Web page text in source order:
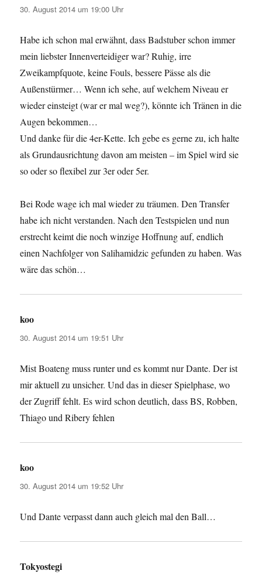
30. August 2014 um 19:00 Uhr
Habe ich schon mal erwähnt, dass Badstuber schon immer
mein liebster Innenverteidiger war? Ruhig, irre
Zweikampfquote, keine Fouls, bessere Pässe als die
Außenstürmer… Wenn ich sehe, auf welchem Niveau er
wieder einsteigt (war er mal weg?), könnte ich Tränen in die
Augen bekommen…
Und danke für die 4er-Kette. Ich gebe es gerne zu, ich halte
als Grundausrichtung davon am meisten – im Spiel wird sie
so oder so flexibel zur 3er oder 5er.
Bei Rode wage ich mal wieder zu träumen. Den Transfer
habe ich nicht verstanden. Nach den Testspielen und nun
erstrecht keimt die noch winzige Hoffnung auf, endlich
einen Nachfolger von Salihamidzic gefunden zu haben. Was
wäre das schön…
koo
30. August 2014 um 19:51 Uhr
Mist Boateng muss runter und es kommt nur Dante. Der ist
mir aktuell zu unsicher. Und das in dieser Spielphase, wo
der Zugriff fehlt. Es wird schon deutlich, dass BS, Robben,
Thiago und Ribery fehlen
koo
30. August 2014 um 19:52 Uhr
Und Dante verpasst dann auch gleich mal den Ball…
Tokyostegi